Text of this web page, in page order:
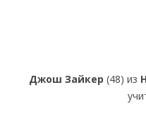
Джош Зайкер (48) из